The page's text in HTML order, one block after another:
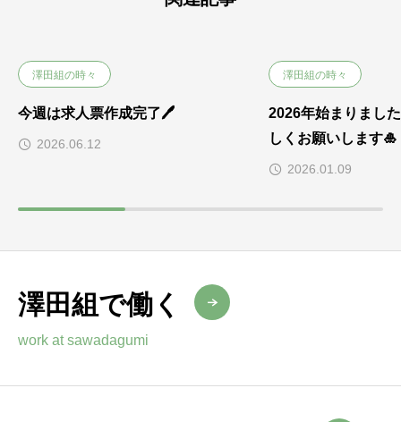
澤田組の時々
今週は求人票作成完了🖊
2026.06.12
澤田組の時々
2026年始まりまし
しくお願いします🎍
2026.01.09
澤田組で働く
work at sawadagumi